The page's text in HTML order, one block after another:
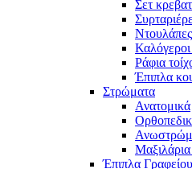
Σετ
Ντουλάπες
Ράφια
Έπιπλα
Στρώματα
Ανατομικά
Έπιπλα Γραφείου